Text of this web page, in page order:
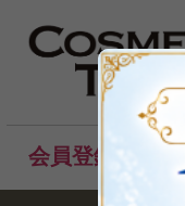
会員登録後のお